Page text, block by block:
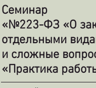
Семинар
«№223-ФЗ «О
отдельными
и сложные
«Практика